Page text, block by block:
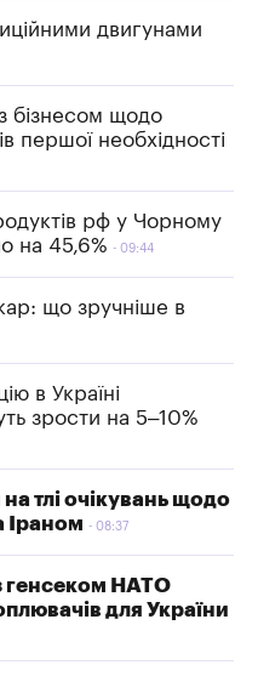
двигунами
бізнесом щодо
першої необхідності
рф у Чорному
на 45,6%
09:44
що зручніше в
в Україні
зрости на 5–10%
тлі очікувань щодо
Іраном
08:37
генсеком НАТО
для України